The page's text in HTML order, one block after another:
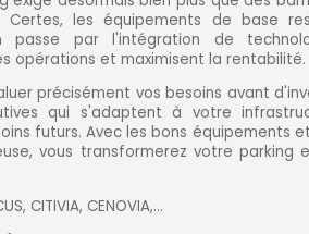
les équipements de base
passe par l'intégration de
opérations et maximisent la rentabilité.
précisément vos besoins avant
qui s'adaptent à votre
futurs. Avec les bons équipements
vous transformerez votre parking
CITIVIA, CENOVIA,...